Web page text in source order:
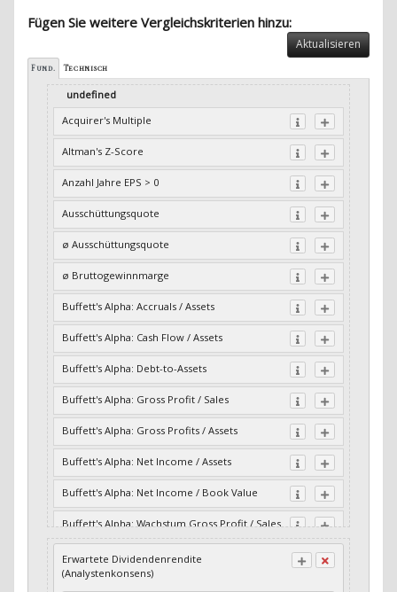
Fügen Sie weitere Vergleichskriterien hinzu:
Aktualisieren
Fund. Technisch
undefined
Acquirer's Multiple
Altman's Z-Score
Anzahl Jahre EPS > 0
Ausschüttungsquote
ø Ausschüttungsquote
ø Bruttogewinnmarge
Buffett's Alpha: Accruals / Assets
Buffett's Alpha: Cash Flow / Assets
Buffett's Alpha: Debt-to-Assets
Buffett's Alpha: Gross Profit / Sales
Buffett's Alpha: Gross Profits / Assets
Buffett's Alpha: Net Income / Assets
Buffett's Alpha: Net Income / Book Value
Buffett's Alpha: Wachstum Gross Profit / Sales
Buffett's Alpha: Wachstum Residual Cash Flow
/ Assets
Erwartete Dividendenrendite
(Analystenkonsens)